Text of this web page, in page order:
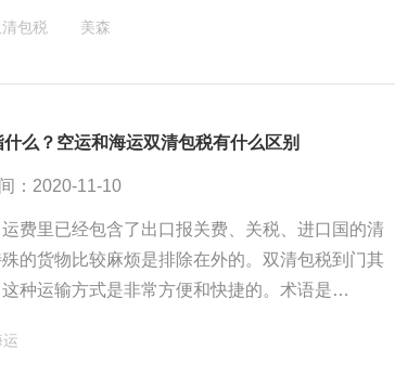
龙服务。
包税 美森
么？空运和海运双清包税有什么区别
：2020-11-10
费里已经包含了出口报关费、关税、进口国的清
的货物比较麻烦是排除在外的。双清包税到门其
种运输方式是非常方便和快捷的。术语是